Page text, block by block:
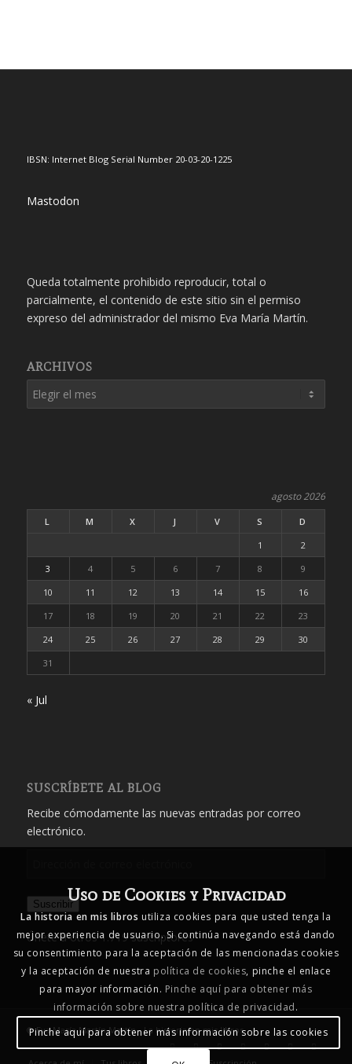
IBSN: Internet Blog Serial Number 20-03-20-1225
Mastodon
Queda totalmente prohibido reproducir, total o
parcialmente, el contenido de este sitio sin el permiso
expreso del administrador del mismo Eva María Martín.
ARCHIVOS
agosto 2026
L M X J V S
D
1
2
3
4 5 6 7 8
9
10
11 12 13 14 15
16
17
18 19 20 21 22
23
24
25 26 27 28 29
30
31
« Jul
SUSCRÍBETE AL BLOG
Recibe cómodamente las nuevas entradas por correo
electrónico.
correo
electrónico
Suscribir
Únete a otros 1.719 suscriptores
© Eva María Martín Martín - La historia en mis libros
Uso de Cookies y Privacidad
La historia en mis libros utiliza cookies para que usted tenga la
mejor experiencia de usuario. Si continúa navegando está dando
su consentimiento para la aceptación de las mencionadas cookies
y la aceptación de nuestra política de cookies, pinche el enlace
para mayor información. Pinche aquí para obtener más
información sobre nuestra política de privacidad.
Pinche aquí para obtener más información sobre las cookies